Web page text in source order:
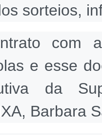
sorteios,
com
e esse
da
Barbara